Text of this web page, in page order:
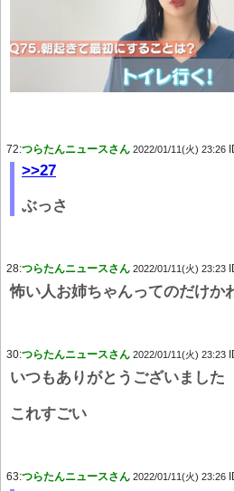
72:つらたんニュースさん 2022/01/11(火) 23:26
>>27
ぶっさ
28:つらたんニュースさん 2022/01/11(火) 23:23
怖い人お姉ちゃんってのだけか
30:つらたんニュースさん 2022/01/11(火) 23:23
いつもありがとうございました
これすごい
63:つらたんニュースさん 2022/01/11(火) 23:26